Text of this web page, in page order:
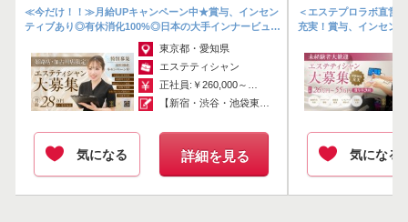
応募画面へ進む
「簡単応募」3分でサクッと完了
≪今だけ！！≫月給UPキャンペーン中★賞与、インセン
ティブあり◎有休消化100%◎日本の大手インナービュー
ティーブランド【プロラボ直営...
東京都・愛知県
エステティシャン
正社員:￥260,000～￥550,000
【新宿・渋谷・池袋東口店】 給与には固...
気になる 詳細を見る
＜エステプロラボ直営
充実！賞与、インセン
気になる